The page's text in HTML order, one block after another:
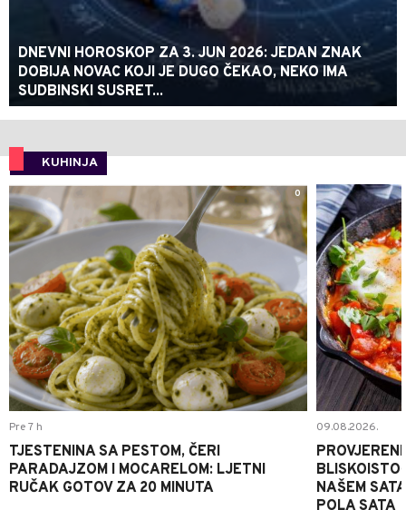
DNEVNI HOROSKOP ZA 3. JUN 2026: JEDAN ZNAK
DOBIJA NOVAC KOJI JE DUGO ČEKAO, NEKO IMA
SUDBINSKI SUSRET...
KUHINJA
0
Pre 7 h
TJESTENINA SA PESTOM, ČERI
PARADAJZOM I MOCARELOM: LJETNI
RUČAK GOTOV ZA 20 MINUTA
09.08.2026.
NAŠEM